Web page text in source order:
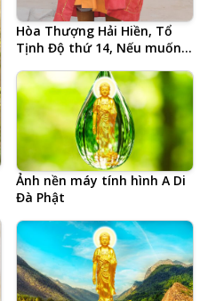
Hòa Thượng Hải Hiền, Tổ
Tịnh Độ thứ 14, Nếu muốn
Tăng khen Tăng, ảnh chụp
biểu pháp cuối cùng 3 ngày
trước khi tự tại vãng sinh
Ảnh nền máy tính hình A Di
Đà Phật